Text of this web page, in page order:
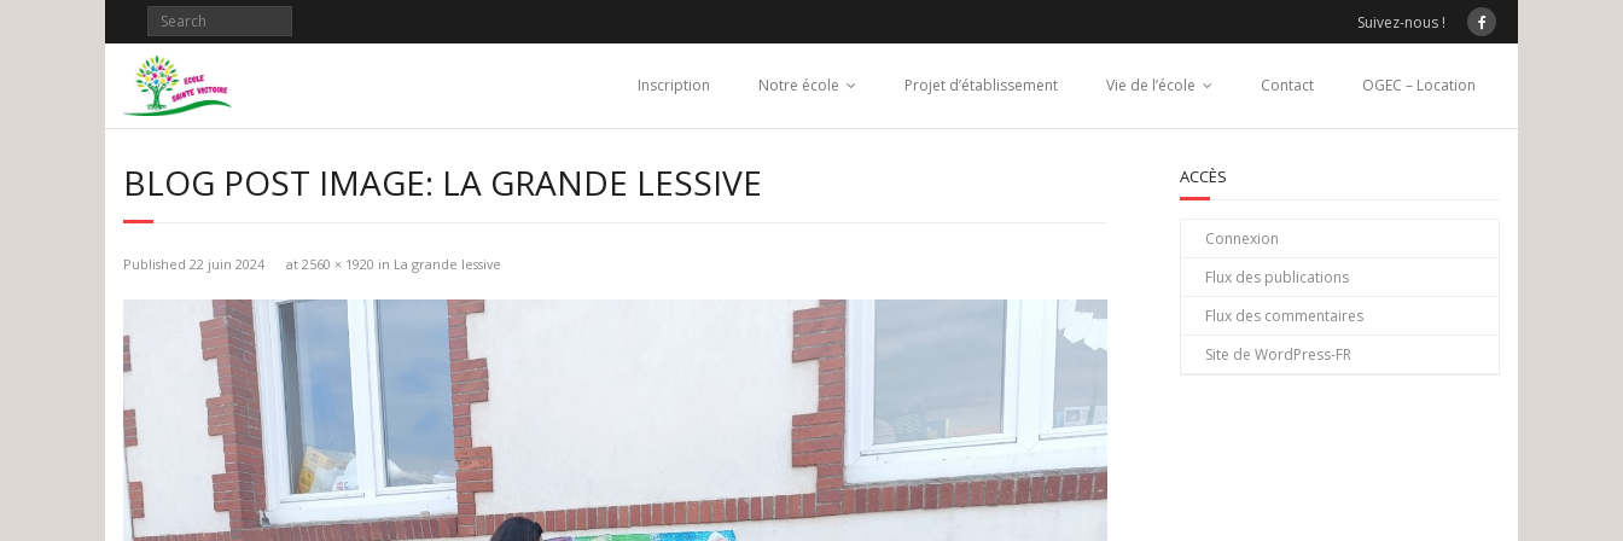
content
Suivez-nous !
Inscription Notre école Projet d’établissement Vie de l’école Contact OGEC – Location
BLOG POST IMAGE: LA GRANDE LESSIVE
Published 22 juin 2024 at 2560 × 1920 in La grande lessive
ACCÈS
Connexion
Flux des publications
Flux des commentaires
Site de WordPress-FR